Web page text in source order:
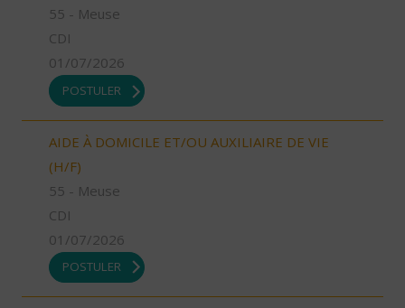
55 - Meuse
CDI
01/07/2026
POSTULER
AIDE À DOMICILE ET/OU AUXILIAIRE DE VIE
(H/F)
55 - Meuse
CDI
01/07/2026
POSTULER